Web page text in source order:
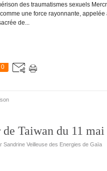
des traumatismes sexuels
une force rayonnante,
de...
0
Taiwan du 11 mai
Sandrine Veilleuse des Energies de Gaïa